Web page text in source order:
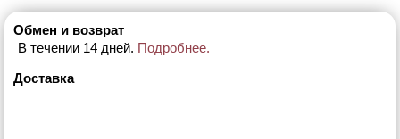
Обмен и возврат
В течении 14 дней. Подробнее.
Доставка